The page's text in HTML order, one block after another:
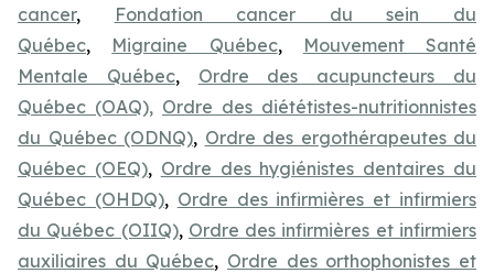
cancer,
Fondation cancer du sein du
Québec, Migraine Québec,
Mouvement Santé
Mentale Québec, Ordre des acupuncteurs du
Québec (OAQ), Ordre des diététistes-nutritionnistes
du Québec (ODNQ), Ordre des ergothérapeutes du
Québec (OEQ), Ordre des hygiénistes dentaires du
Québec (OHDQ), Ordre des infirmières et infirmiers
du Québec (OIIQ), Ordre des infirmières et infirmiers
auxiliaires du Québec, Ordre des orthophonistes et